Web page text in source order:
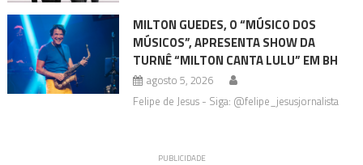
MILTON GUEDES, O “MÚSICO DOS
MÚSICOS”, APRESENTA SHOW DA
TURNÊ “MILTON CANTA LULU” EM BH
agosto 5, 2026
Felipe de Jesus - Siga: @felipe_jesusjornalista